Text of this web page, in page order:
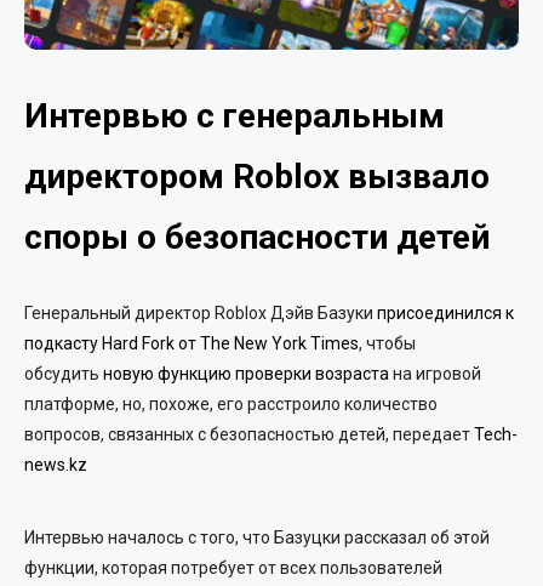
Интервью с генеральным
директором Roblox вызвало
споры о безопасности детей
Генеральный директор Roblox Дэйв Базуки присоединился к
подкасту Hard Fork от The New York Times, чтобы
обсудить новую функцию проверки возраста на игровой
платформе, но, похоже, его расстроило количество
вопросов, связанных с безопасностью детей, передаетTech-
news.kz
Интервью началось с того, что Базуцки рассказал об этой
функции, которая потребует от всех пользователей